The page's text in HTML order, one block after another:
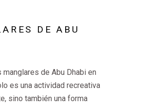
DE ABU
manglares de Abu Dhabi en
es una actividad recreativa
sino también una forma